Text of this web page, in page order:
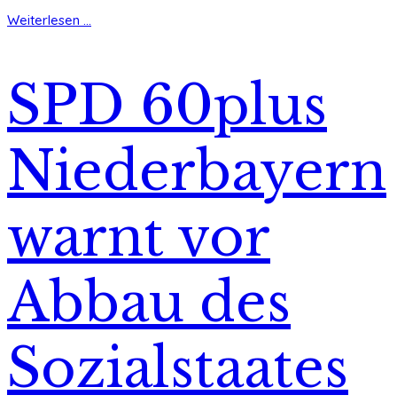
Weiterlesen ...
SPD 60plus
Niederbayern
warnt vor
Abbau des
Sozialstaates